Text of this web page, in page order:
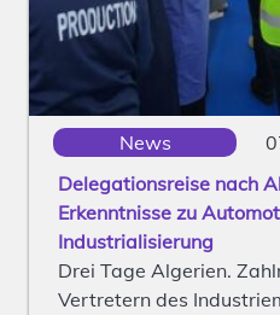
News
Delegationsreise nach
Erkenntnisse zu
Industrialisierung
Drei Tage Algerien.
Vertretern des